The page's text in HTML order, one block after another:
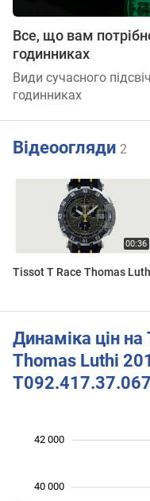
Все, що вам
годинниках
Види сучасного
годинниках
Відеоогляди 2
Tissot T Race Thomas
Динаміка цін на
Thomas Luthi
40 000
42 000